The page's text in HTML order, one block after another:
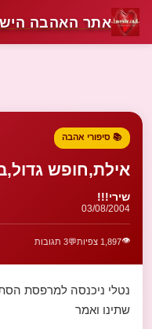
אתר האהבה
📚 סיפורי אהבה
אילת,חופש
שירי!!!
03/08/2004
👁️1,897 צפיות 💬3 תגובות
נטלי ניכנסה למרפסת
שתינו ואמר